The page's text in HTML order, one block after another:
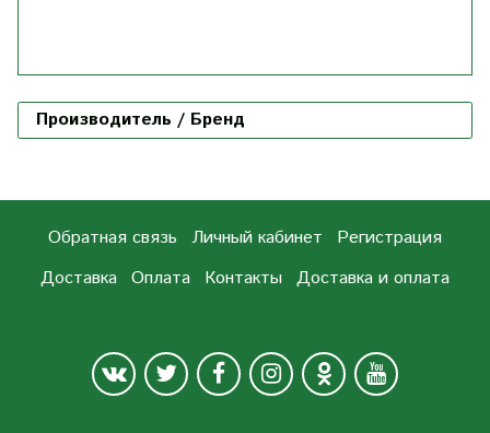
Производитель / Бренд
Обратная связь Личный кабинет
Регистрация
Доставка Оплата Контакты Доставка и оплата